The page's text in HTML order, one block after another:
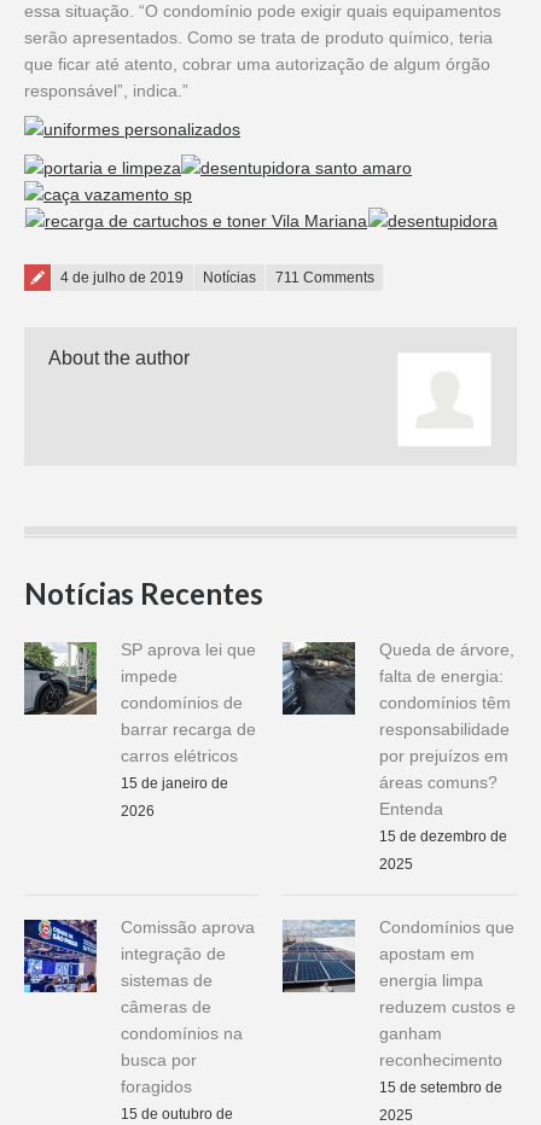
essa situação. “O condomínio pode exigir quais equipamentos
serão apresentados. Como se trata de produto químico, teria
que ficar até atento, cobrar uma autorização de algum órgão
responsável”, indica.”
Posted on
4 de julho de 2019 Notícias 711 Comments
About the author
Notícias Recentes
SP aprova lei que
impede
condomínios de
barrar recarga de
carros elétricos
15 de janeiro de
2026
Queda de árvore,
falta de energia:
condomínios têm
responsabilidade
por prejuízos em
áreas comuns?
Entenda
15 de dezembro de
2025
Comissão aprova
integração de
sistemas de
câmeras de
condomínios na
busca por
foragidos
15 de outubro de
Condomínios que
apostam em
energia limpa
reduzem custos e
ganham
reconhecimento
15 de setembro de
2025